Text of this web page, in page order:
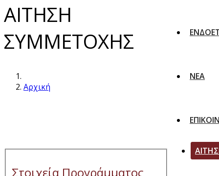
ΝΕΑ
ΑΙΤΗΣΗ
ΣΥΜΜΕΤΟΧΗΣ
Αρχική
Στοιχεία Προγράμματος